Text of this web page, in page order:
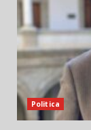
Politica